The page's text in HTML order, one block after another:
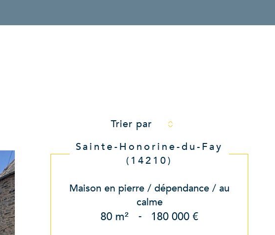
Trier par
Sainte-Honorine-du-Fay
(14210)
Maison en pierre / dépendance / au
calme
80 m² - 180 000 €